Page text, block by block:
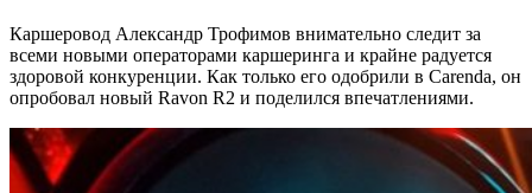
Каршеровод Александр Трофимов внимательно следит за
всеми новыми операторами каршеринга и крайне радуется
здоровой конкуренции. Как только его одобрили в Carenda, он
опробовал новый Ravon R2 и поделился впечатлениями.